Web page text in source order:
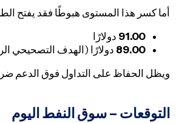
أما كسر هذا المستوى هبوطًا فقد يفتح
91.00 دولارًا
89.00 دولارًا (الهدف التصحيحي
ويظل الحفاظ على التداول فوق الدعم
التوقعات – سوق النفط اليوم